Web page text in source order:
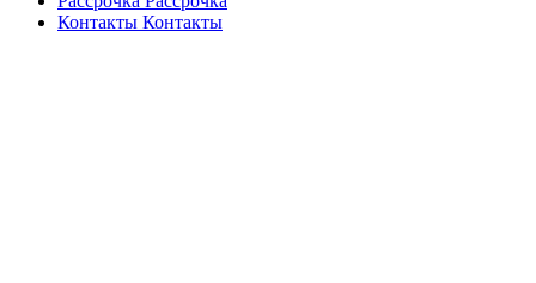
Контакты Контакты